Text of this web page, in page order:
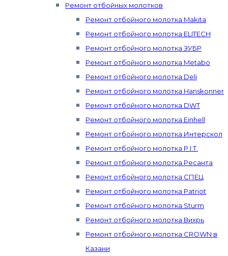
Ремонт отбойных молотков
Ремонт отбойного молотка Makita
Ремонт отбойного молотка ELITECH
Ремонт отбойного молотка ЗУБР
Ремонт отбойного молотка Metabo
Ремонт отбойного молотка Deli
Ремонт отбойного молотка Hanskonner
Ремонт отбойного молотка DWT
Ремонт отбойного молотка Einhell
Ремонт отбойного молотка Интерскол
Ремонт отбойного молотка P.I.T.
Ремонт отбойного молотка Ресанта
Ремонт отбойного молотка СПЕЦ
Ремонт отбойного молотка Patriot
Ремонт отбойного молотка Sturm
Ремонт отбойного молотка Вихрь
Ремонт отбойного молотка CROWN в
Казани